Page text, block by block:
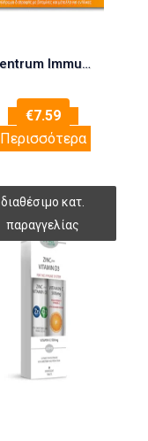
Centrum Immunity Vitamin C Max 1000mg 14 φακελίσκοι
€7.59
Περισσότερα